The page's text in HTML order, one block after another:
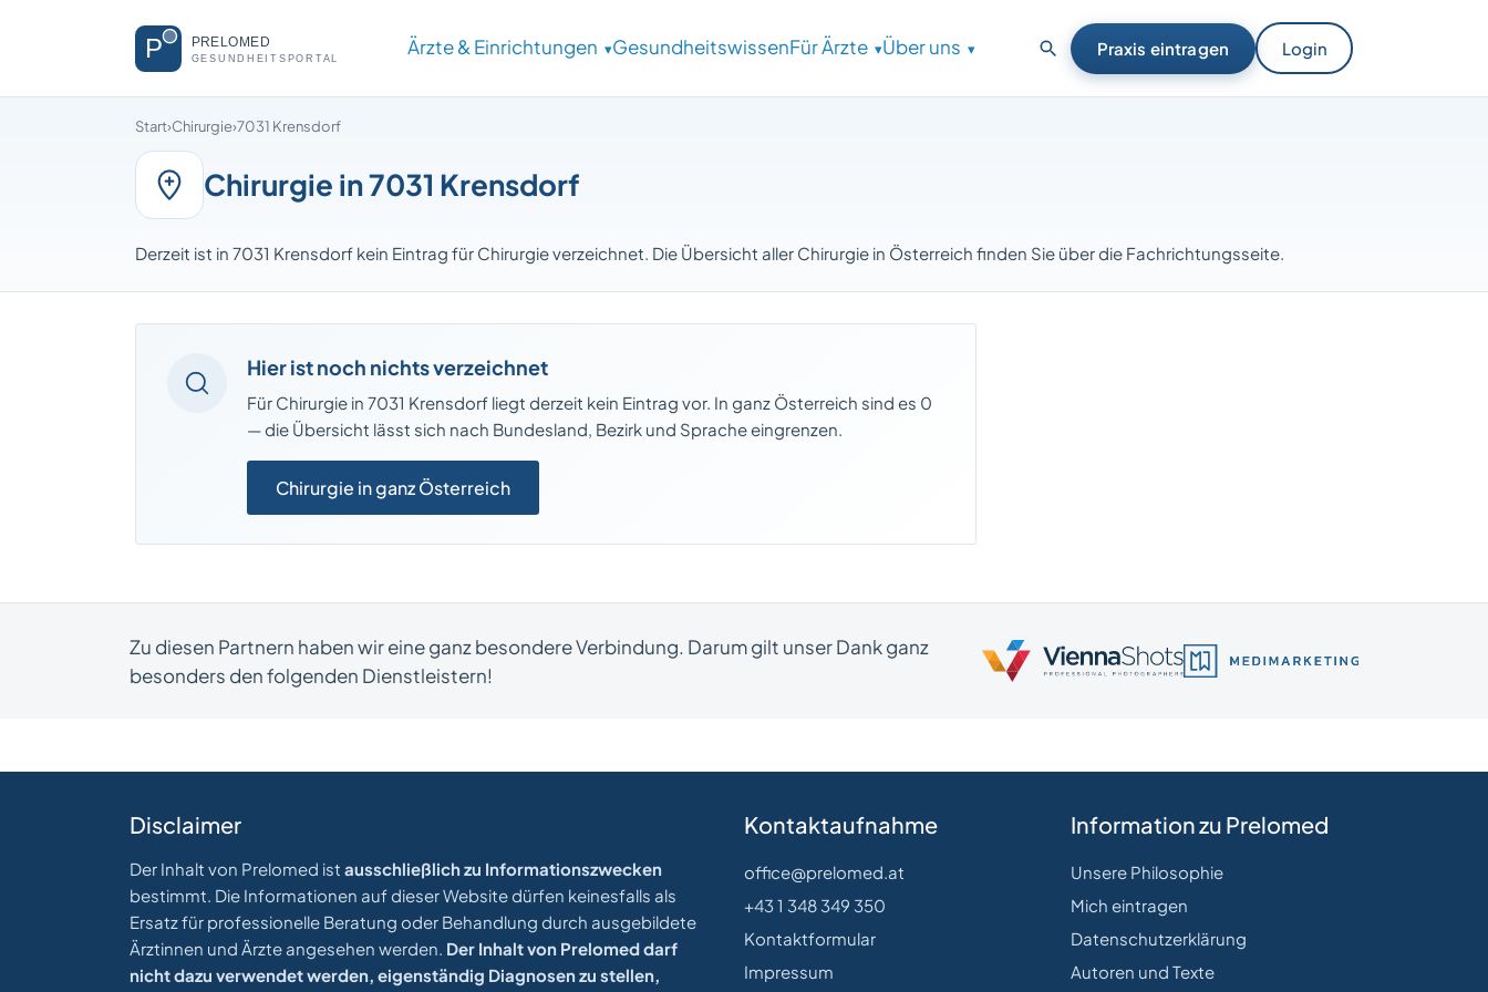
Ärzte & Einrichtungen GesundheitswissenFür Ärzte Über uns Praxis eintragen Login
Start›Chirurgie›7031 Krensdorf
Chirurgie in 7031 Krensdorf
Derzeit ist in 7031 Krensdorf kein Eintrag für Chirurgie verzeichnet. Die Übersicht aller Chirurgie in Österreich finden Sie über die Fachrichtungsseite.
Hier ist noch nichts verzeichnet
Für Chirurgie in 7031 Krensdorf liegt derzeit kein Eintrag vor. In ganz Österreich sind es 0
— die Übersicht lässt sich nach Bundesland, Bezirk und Sprache eingrenzen.
Chirurgie in ganz Österreich
Zu diesen Partnern haben wir eine ganz besondere Verbindung. Darum gilt unser Dank ganz
besonders den folgenden Dienstleistern!
Disclaimer
Der Inhalt von Prelomed ist ausschließlich zu Informationszwecken
bestimmt. Die Informationen auf dieser Website dürfen keinesfalls als
Ersatz für professionelle Beratung oder Behandlung durch ausgebildete
Ärztinnen und Ärzte angesehen werden. Der Inhalt von Prelomed darf
nicht dazu verwendet werden, eigenständig Diagnosen zu stellen,
Kontaktaufnahme
office@prelomed.at
+43 1 348 349 350
Kontaktformular
Impressum
Information zu Prelomed
Unsere Philosophie
Mich eintragen
Datenschutzerklärung
Autoren und Texte